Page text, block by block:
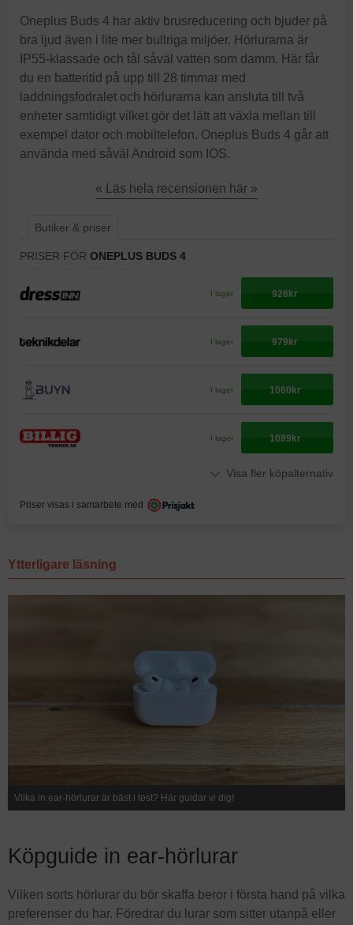
Oneplus Buds 4 har aktiv brusreducering och bjuder på
bra ljud även i lite mer bullriga miljöer. Hörlurarna är
IP55-klassade och tål såväl vatten som damm. Här får
du en batteritid på upp till 28 timmar med
laddningsfodralet och hörlurarna kan ansluta till två
enheter samtidigt vilket gör det lätt att växla mellan till
exempel dator och mobiltelefon. Oneplus Buds 4 går att
använda med såväl Android som IOS.
« Läs hela recensionen här »
Butiker & priser
PRISER FÖR ONEPLUS BUDS 4
I lager 926kr
I lager 979kr
I lager 1060kr
I lager 1089kr
Visa fler köpalternativ
Priser visas i samarbete med
Ytterligare läsning
Vilka in ear-hörlurar är bäst i test? Här guidar vi dig!
Köpguide in ear-hörlurar
Vilken sorts hörlurar du bör skaffa beror i första hand på vilka
preferenser du har. Föredrar du lurar som sitter utanpå eller